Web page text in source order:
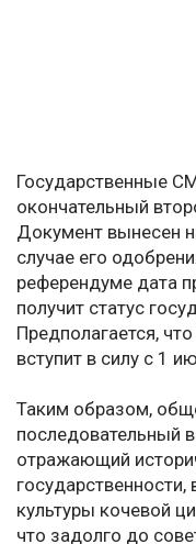
Государственные
окончательный
Документ вынесен
случае его
референдуме дата
получит статус
Предполагается,
вступит в силу с 1
Таким образом,
последовательный
отражающий
культуры кочевой
что задолго до